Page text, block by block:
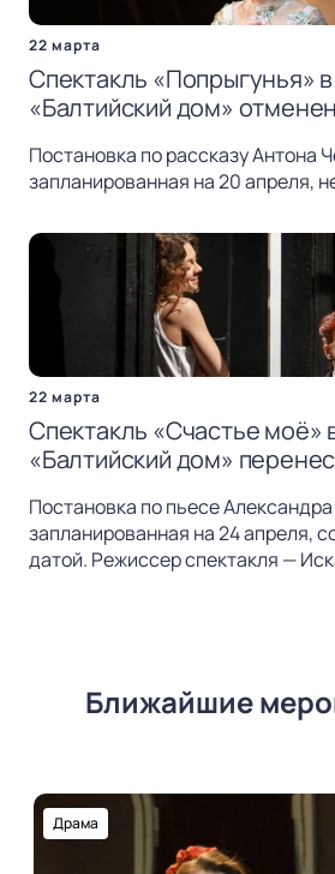
22 марта
Спектакль «Попрыгунья»
«Балтийский дом» отменен
Постановка по рассказу Антона
запланированная на 20 апреля,
22 марта
Спектакль «Счастье моё»
«Балтийский дом»
Постановка по пьесе
запланированная на 24 апреля,
датой. Режиссер спектакля —
Ближайшие
Драма